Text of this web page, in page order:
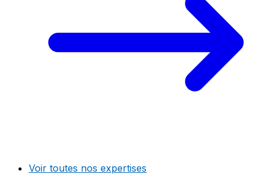
Voir toutes nos expertises